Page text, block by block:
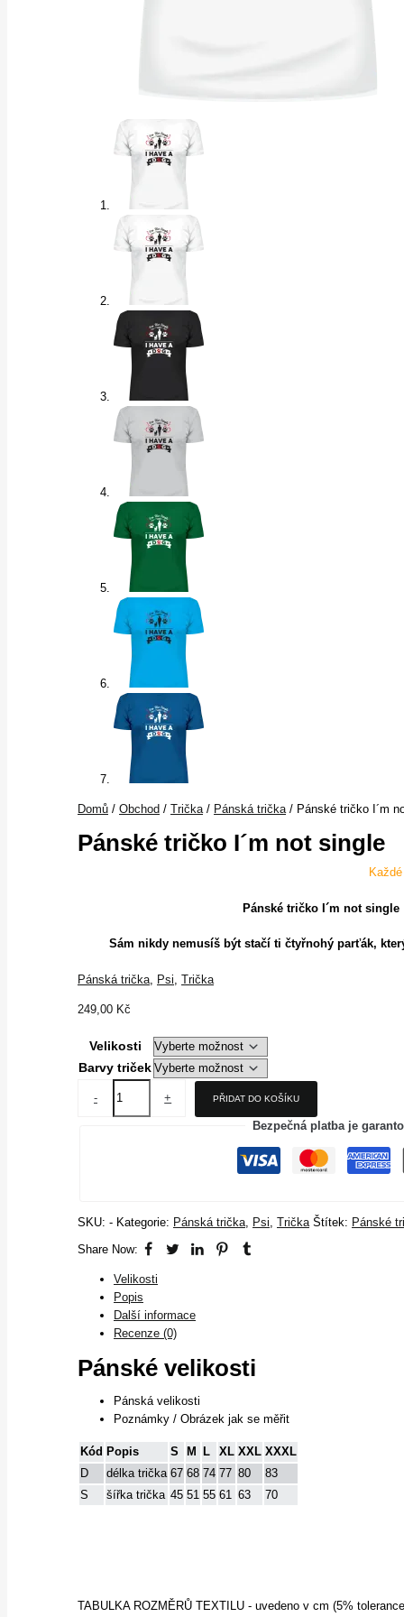
Domů / Obchod / Trička/ Pánská trička/ Pánské tričko I´m
Pánské tričko I´m not single
Pánské tričko I´m not single
Sám nikdy nemusíš být stačí ti čtyřnohý parťák,
Pánská trička Psi Trička
249,00 Kč
Velikosti
Barvy triček
- + PŘIDAT DO KOŠÍKU
Bezpečná platba je
SKU: - Kategorie: Pánská trička, Psi, Trička Štítek: Pánské
Share Now:
Velikosti
Popis
Další informace
Recenze (0)
Pánské velikosti
Pánská velikosti
Poznámky / Obrázek jak se měřit
Kód Popis S M L XL XXL XXXL
D
délka trička 67 68 74 77 80
83
S
šířka trička 45 51 55 61 63 70
TABULKA ROZMĚRŮ TEXTILU - uvedeno v cm (5%